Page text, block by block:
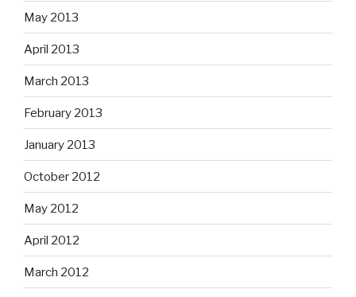
May 2013
April 2013
March 2013
February 2013
January 2013
October 2012
May 2012
April 2012
March 2012